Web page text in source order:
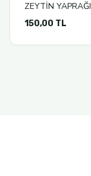
ZEYTİN YAPRAĞI
150,00 TL